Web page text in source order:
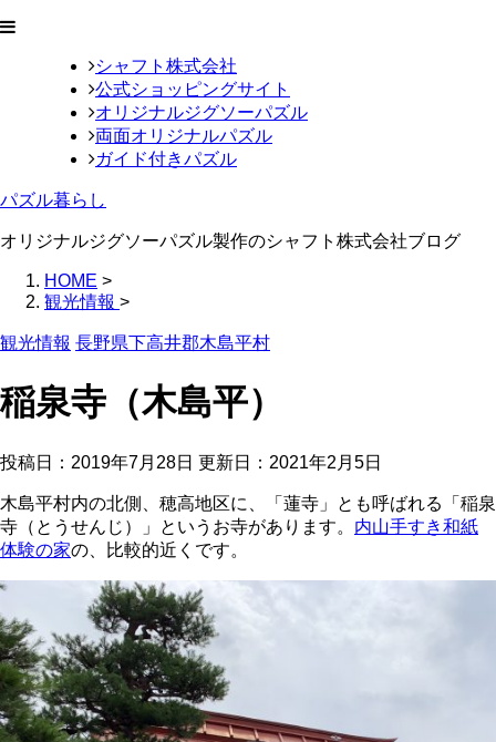
シャフト株式会社
公式ショッピングサイト
オリジナルジグソーパズル
両面オリジナルパズル
ガイド付きパズル
パズル暮らし
オリジナルジグソーパズル製作のシャフト株式会社ブログ
HOME >
観光情報 >
観光情報 長野県下高井郡木島平村
稲泉寺（木島平）
投稿日：2019年7月28日 更新日： 2021年2月5日
木島平村内の北側、穂高地区に、「蓮寺」とも呼ばれる「稲泉
寺（とうせんじ）」というお寺があります。 内山手すき和紙
体験の家の、比較的近くです。